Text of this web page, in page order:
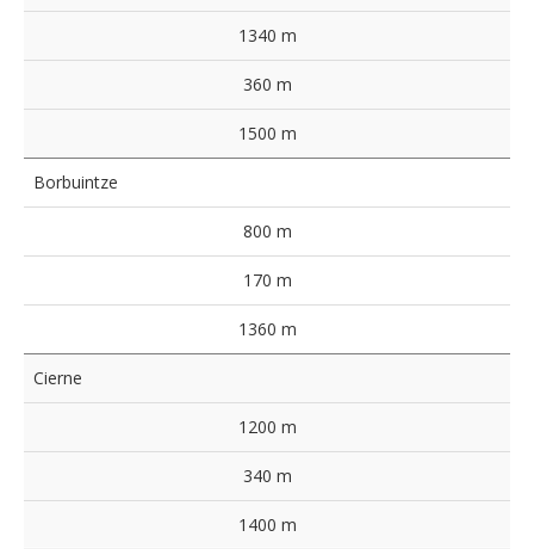
1340 m
360 m
1500 m
Borbuintze
800 m
170 m
1360 m
Cierne
1200 m
340 m
1400 m